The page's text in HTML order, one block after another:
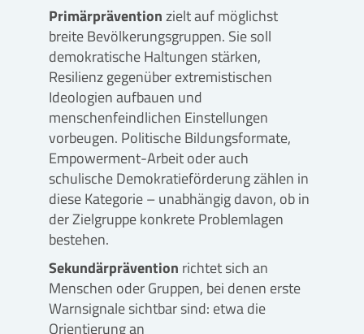
Primärpräventionzielt auf möglichst
breite Bevölkerungsgruppen. Sie soll
demokratische Haltungen stärken,
Resilienz gegenüber extremistischen
Ideologien aufbauen und
menschenfeindlichen Einstellungen
vorbeugen. Politische Bildungsformate,
Empowerment-Arbeit oder auch
schulische Demokratieförderung zählen in
diese Kategorie – unabhängig davon, ob in
der Zielgruppe konkrete Problemlagen
bestehen.
Sekundärprävention richtet sich an
Menschen oder Gruppen, bei denen erste
Warnsignale sichtbar sind: etwa die
Orientierung an